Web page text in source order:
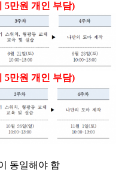
5만원 개인 부담)
5만원 개인 부담)
동일해야 함